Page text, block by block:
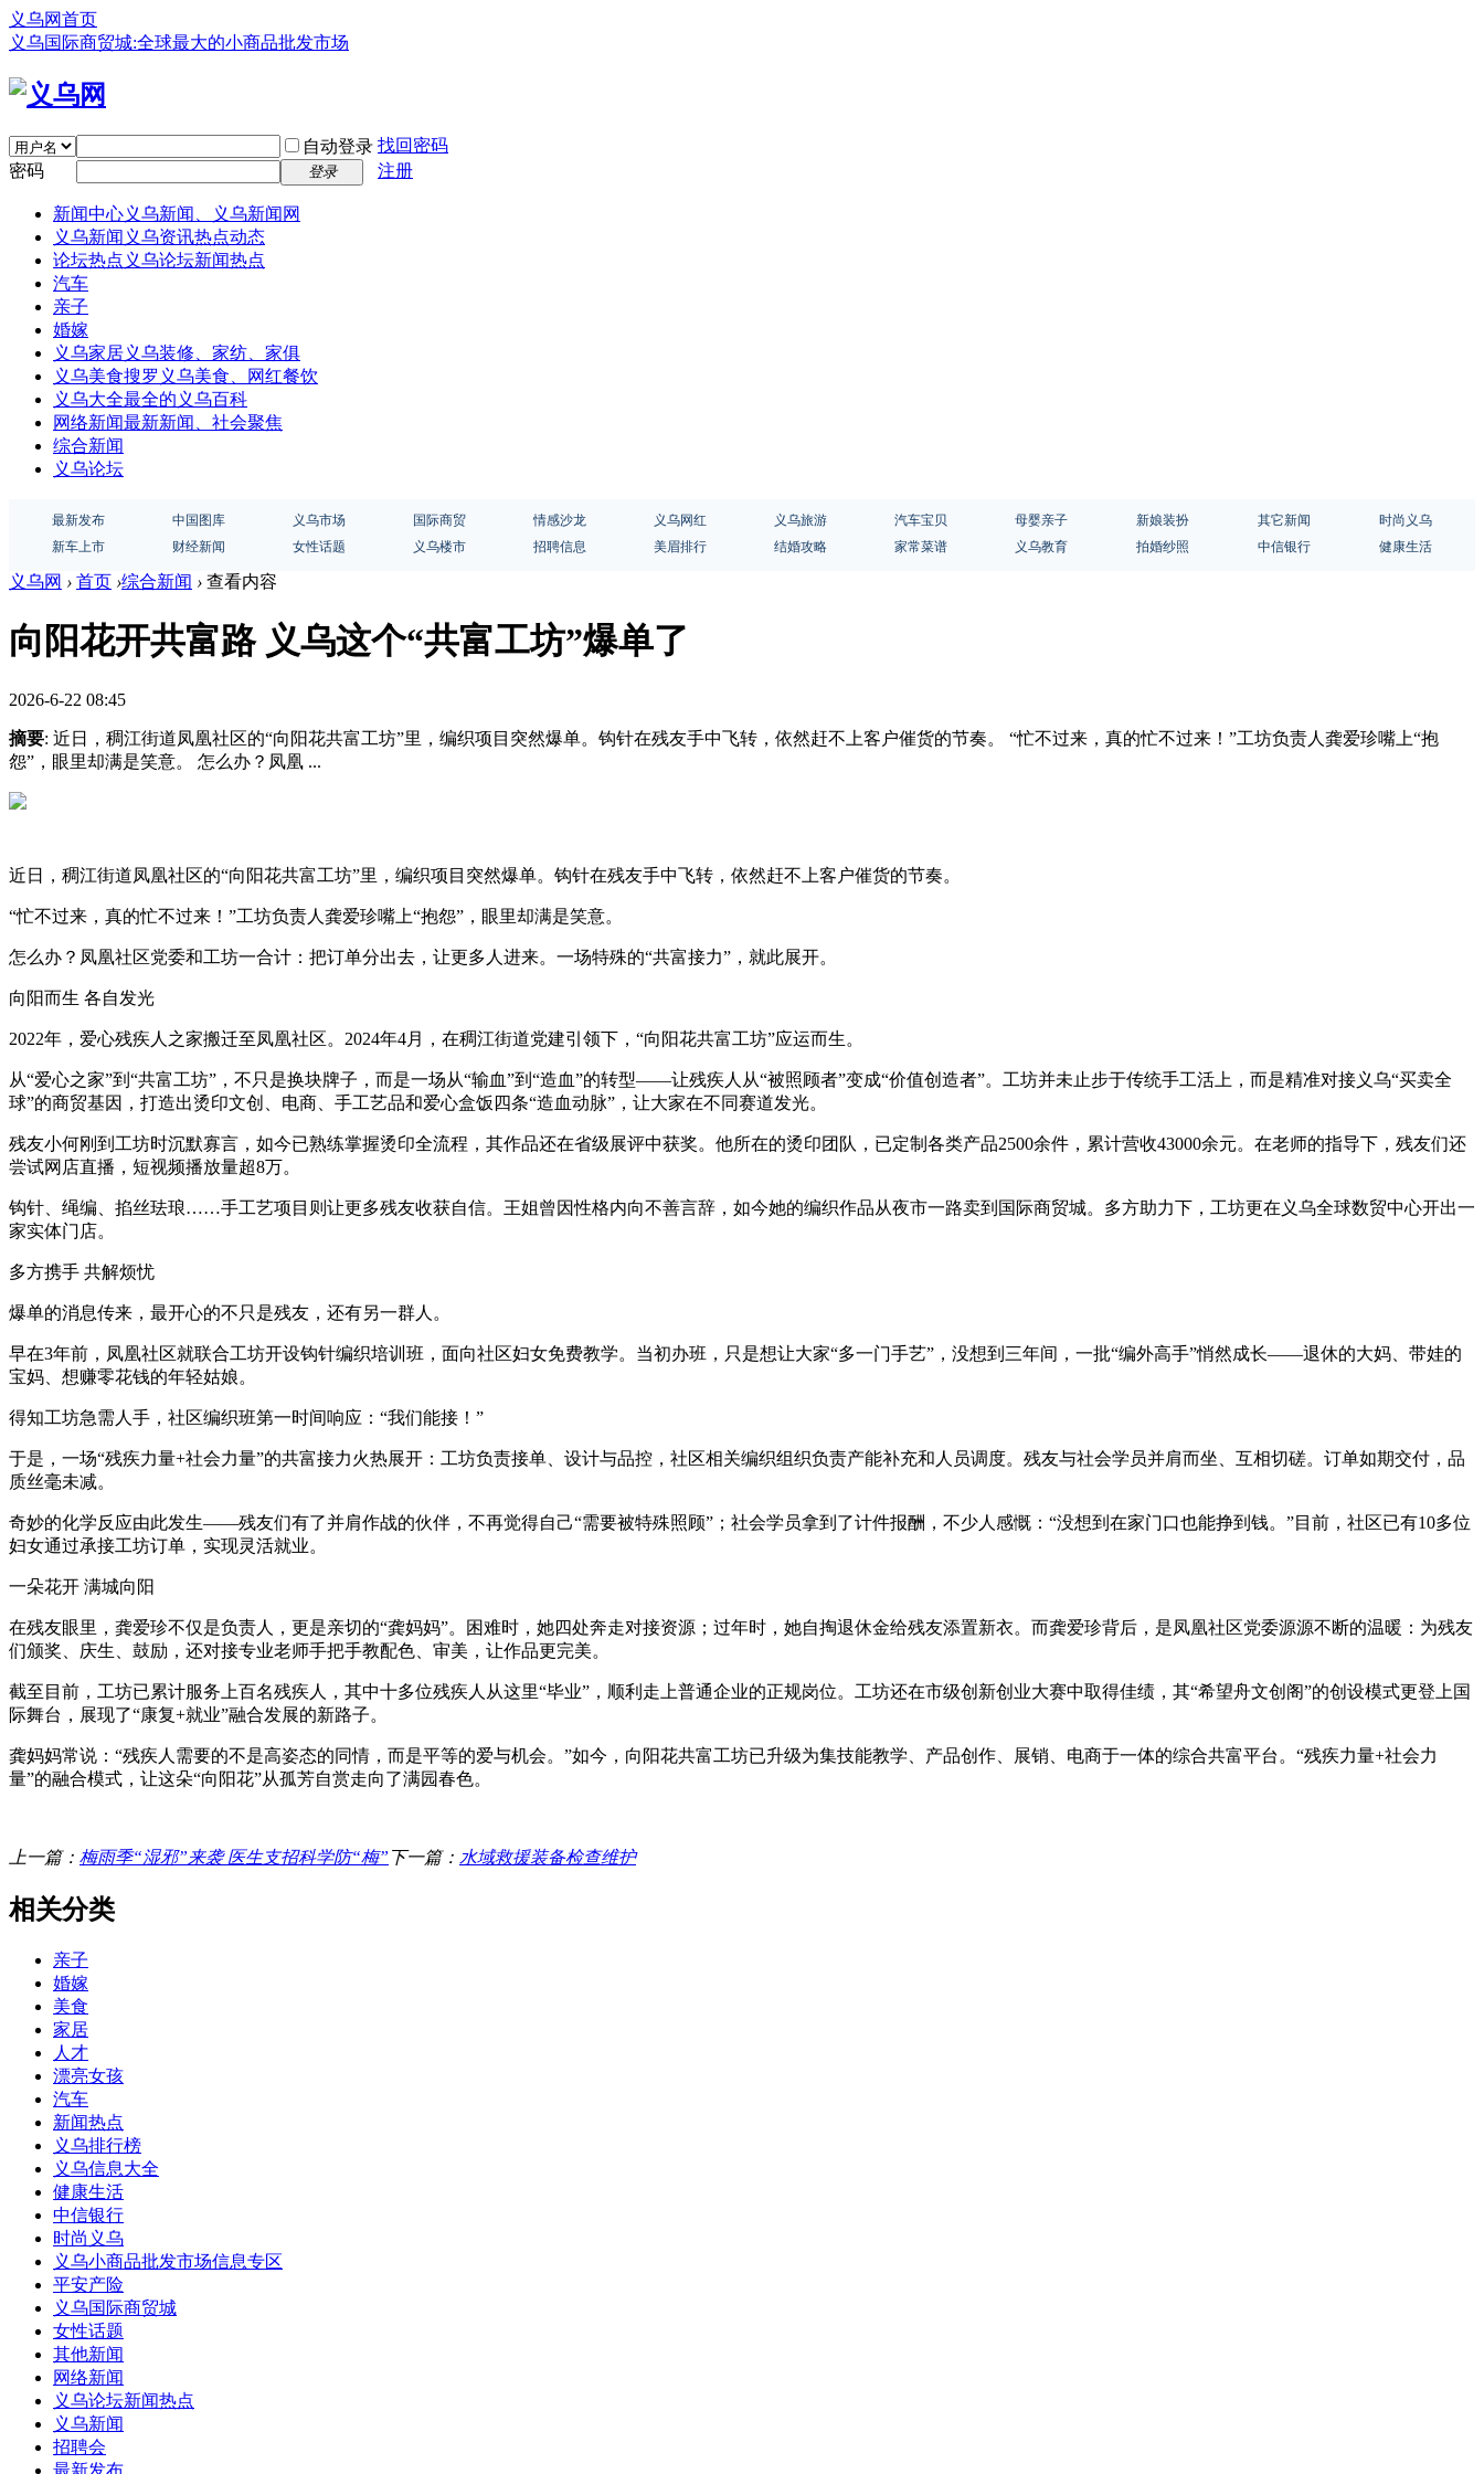
义乌网首页
义乌国际商贸城:全球最大的小商品批发市场
自动登录 找回密码
密码
登录 注册
新闻中心义乌新闻、义乌新闻网
义乌新闻 义乌资讯热点动态
论坛热点 义乌论坛新闻热点
汽车
亲子
婚嫁
义乌家居义乌装修、家纺、家俱
义乌美食搜罗义乌美食、网红餐饮
义乌大全最全的义乌百科
网络新闻最新新闻、社会聚焦
综合新闻
义乌论坛
最新发布 中国图库 义乌市场 国际商贸 情感沙龙 义乌网红 义乌旅游 汽车宝贝 母婴亲子 新娘装扮 其它新闻
时尚义乌
新车上市
财经新闻 女性话题 义乌楼市 招聘信息 美眉排行 结婚攻略 家常菜谱 义乌教育 拍婚纱照 中信银行 健康生活
义乌网 › 首页 ›综合新闻 › 查看内容
向阳花开共富路 义乌这个“共富工坊”爆单了
2026-6-22 08:45
摘要: 近日，稠江街道凤凰社区的“向阳花共富工坊”里，编织项目突然爆单。钩针在残友手中飞转，依然赶不上客户催货的节奏。 “忙不过来，真的忙不过来！”工坊负责人龚爱珍嘴上“抱
怨”，眼里却满是笑意。 怎么办？凤凰 ...
近日，稠江街道凤凰社区的“向阳花共富工坊”里，编织项目突然爆单。钩针在残友手中飞转，依然赶不上客户催货的节奏。
“忙不过来，真的忙不过来！”工坊负责人龚爱珍嘴上“抱怨”，眼里却满是笑意。
怎么办？凤凰社区党委和工坊一合计：把订单分出去，让更多人进来。一场特殊的“共富接力”，就此展开。
向阳而生 各自发光
2022年，爱心残疾人之家搬迁至凤凰社区。2024年4月，在稠江街道党建引领下，“向阳花共富工坊”应运而生。
从“爱心之家”到“共富工坊”，不只是换块牌子，而是一场从“输血”到“造血”的转型——让残疾人从“被照顾者”变成“价值创造者”。工坊并未止步于传统手工活上，而是精准对接义乌“买卖全
球”的商贸基因，打造出烫印文创、电商、手工艺品和爱心盒饭四条“造血动脉”，让大家在不同赛道发光。
残友小何刚到工坊时沉默寡言，如今已熟练掌握烫印全流程，其作品还在省级展评中获奖。他所在的烫印团队，已定制各类产品2500余件，累计营收43000余元。在老师的指导下，残友们还
尝试网店直播，短视频播放量超8万。
钩针、绳编、掐丝珐琅……手工艺项目则让更多残友收获自信。王姐曾因性格内向不善言辞，如今她的编织作品从夜市一路卖到国际商贸城。多方助力下，工坊更在义乌全球数贸中心开出一
家实体门店。
多方携手 共解烦忧
爆单的消息传来，最开心的不只是残友，还有另一群人。
早在3年前，凤凰社区就联合工坊开设钩针编织培训班，面向社区妇女免费教学。当初办班，只是想让大家“多一门手艺”，没想到三年间，一批“编外高手”悄然成长——退休的大妈、带娃的
宝妈、想赚零花钱的年轻姑娘。
得知工坊急需人手，社区编织班第一时间响应：“我们能接！”
于是，一场“残疾力量+社会力量”的共富接力火热展开：工坊负责接单、设计与品控，社区相关编织组织负责产能补充和人员调度。残友与社会学员并肩而坐、互相切磋。订单如期交付，品
质丝毫未减。
奇妙的化学反应由此发生——残友们有了并肩作战的伙伴，不再觉得自己“需要被特殊照顾”；社会学员拿到了计件报酬，不少人感慨：“没想到在家门口也能挣到钱。”目前，社区已有10多位
妇女通过承接工坊订单，实现灵活就业。
一朵花开 满城向阳
在残友眼里，龚爱珍不仅是负责人，更是亲切的“龚妈妈”。困难时，她四处奔走对接资源；过年时，她自掏退休金给残友添置新衣。而龚爱珍背后，是凤凰社区党委源源不断的温暖：为残友
们颁奖、庆生、鼓励，还对接专业老师手把手教配色、审美，让作品更完美。
截至目前，工坊已累计服务上百名残疾人，其中十多位残疾人从这里“毕业”，顺利走上普通企业的正规岗位。工坊还在市级创新创业大赛中取得佳绩，其“希望舟文创阁”的创设模式更登上国
际舞台，展现了“康复+就业”融合发展的新路子。
龚妈妈常说：“残疾人需要的不是高姿态的同情，而是平等的爱与机会。”如今，向阳花共富工坊已升级为集技能教学、产品创作、展销、电商于一体的综合共富平台。“残疾力量+社会力
量”的融合模式，让这朵“向阳花”从孤芳自赏走向了满园春色。
上一篇： 梅雨季“湿邪”来袭 医生支招科学防“梅” 下一篇： 水域救援装备检查维护
相关分类
亲子
婚嫁
美食
家居
人才
漂亮女孩
汽车
新闻热点
义乌排行榜
义乌信息大全
健康生活
中信银行
时尚义乌
义乌小商品批发市场信息专区
平安产险
义乌国际商贸城
女性话题
其他新闻
网络新闻
义乌论坛新闻热点
义乌新闻
招聘会
最新发布